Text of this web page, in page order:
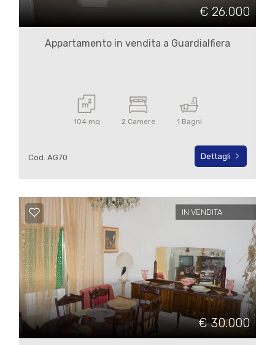
€ 26.000
Appartamento in vendita a Guardialfiera
104 mq 2 Camere 1 Bagni
Cod. AG70 Dettagli
IN VENDITA
€ 30.000
NOSTRO
CONTATTI
Campobasso
multiscelta
Qualsiasi
Residenziali
Commerciali